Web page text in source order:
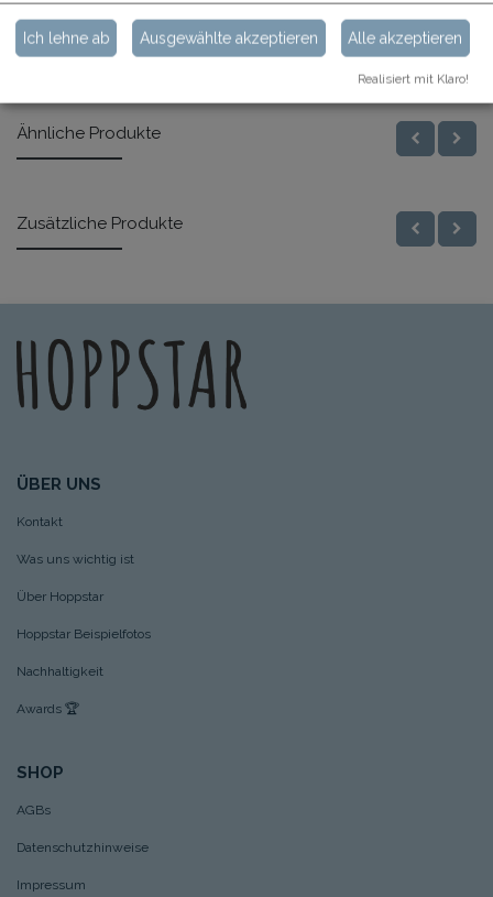
Ähnliche Produkte
Zusätzliche Produkte
ÜBER UNS
Kontakt
Was uns wichtig ist
Über Hoppstar
Hoppstar Beispielfotos
Nachhaltigkeit
Awards 🏆
SHOP
AGBs
Datenschutzhinweise
Impressum
Ich lehne ab Ausgewählte akzeptieren Alle akzeptieren
Realisiert mit Klaro!